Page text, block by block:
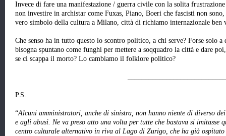
Invece di fare una manifestazione / guerra civile con la solita
non investire in archistar come Fuxas, Piano, Boeri che fascisti non
vero simbolo della cultura a Milano, città di richiamo internazionale
Che senso ha in tutto questo lo scontro politico, a chi serve? Forse solo
bisogna spuntano come funghi per mettere a soqquadro la città e dare
se ci scappa il morto? Lo cambiamo il folklore politico?
P.S.
“Alcuni amministratori, anche di sinistra, non hanno niente di diverso
e agli abusi. Ne va preso atto una volta per tutte che bastava si
centro culturale alternativo in riva al Lago di Zurigo, che ha già